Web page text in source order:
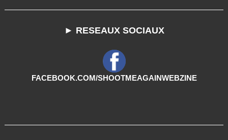
► RESEAUX SOCIAUX
FACEBOOK.COM/SHOOTMEAGAINWEBZINE